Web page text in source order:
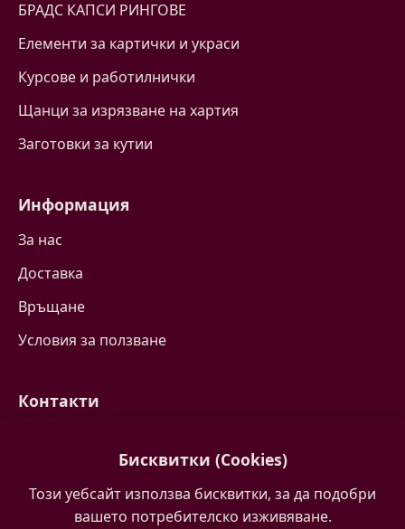
БРАДС КАПСИ РИНГОВЕ
Eлементи за картички и украси
Курсове и работилнички
Щанци за изрязване на хартия
Заготовки за кутии
Информация
За нас
Доставка
Връщане
Условия за ползване
Контакти
Често задавани въпроси
Партньори
Бисквитки (Cookies)
Този уебсайт използва бисквитки, за да подобри
вашето потребителско изживяване.